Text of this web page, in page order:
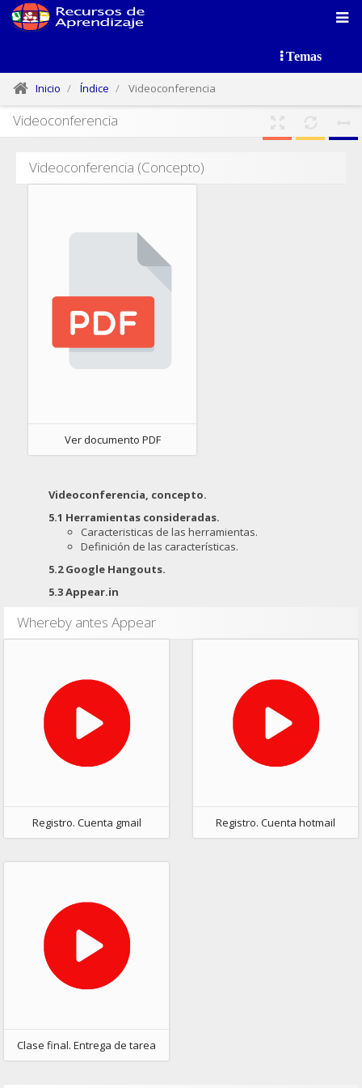
Temas
Inicio Índice Videoconferencia
Videoconferencia
Videoconferencia (Concepto)
Ver documento PDF
Videoconferencia, concepto.
5.1 Herramientas consideradas.
Caracteristicas de las herramientas.
Definición de las características.
5.2 Google Hangouts.
5.3 Appear.in
Whereby antes Appear
Registro. Cuenta gmail Registro. Cuenta hotmail
Clase final. Entrega de tarea